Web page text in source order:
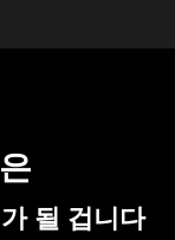
가 될 겁니다